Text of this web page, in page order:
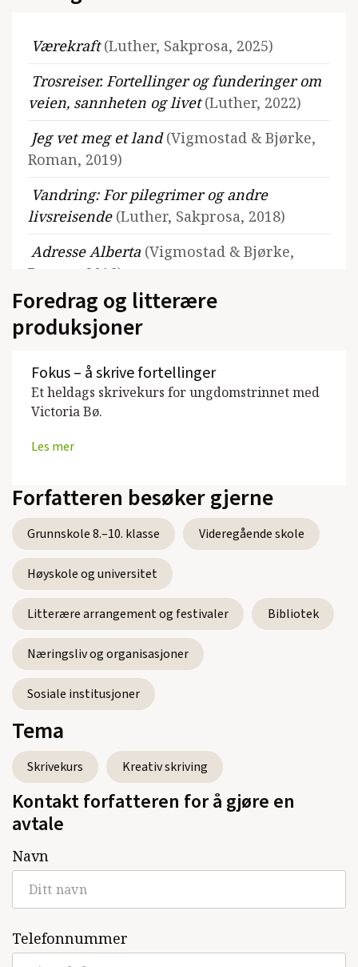
Værekraft(Luther, Sakprosa, 2025)
Trosreiser. Fortellinger og funderinger om
veien, sannheten og livet(Luther, 2022)
Jeg vet meg et land(Vigmostad & Bjørke,
Roman, 2019)
Vandring: For pilegrimer og andre
livsreisende (Luther, Sakprosa, 2018)
Adresse Alberta (Vigmostad & Bjørke,
Roman, 2016)
Teresa Birnas bortgang(Schibsted, Roman,
2013)
Tårnseilere(Gyldendal Norsk Forlag,
Roman, 2007)
Historien om Henrik Wiklunds barnebarn
(Gyldendal Norsk Forlag, Roman, 2004)
Se alle utgivelser
Foredrag og litterære
produksjoner
Fokus – å skrive fortellinger
Et heldags skrivekurs for ungdomstrinnet med
Victoria Bø.
Les mer
Forfatteren besøker gjerne
Grunnskole 8.–10. klasse Videregående skole
Høyskole og universitet
Litterære arrangement og festivaler Bibliotek
Næringsliv og organisasjoner
Sosiale institusjoner
Tema
Skrivekurs Kreativ skriving
Kontakt forfatteren for å gjøre en
avtale
Navn
Telefonnummer